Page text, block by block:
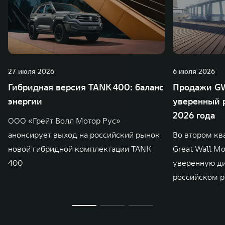
27 июля 2026
Гибридная версия TANK 400: баланс
энергии
ООО «Грейт Волл Мотор Рус»
анонсирует выход на российский рынок
новой гибридной комплектации TANK
400
6 июля 2026
Продажи
уверенный
2026 года
Во втором
Great Wall
уверенную
российском